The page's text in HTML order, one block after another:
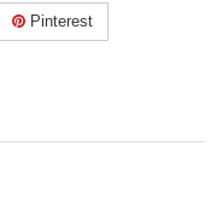
Pinterest